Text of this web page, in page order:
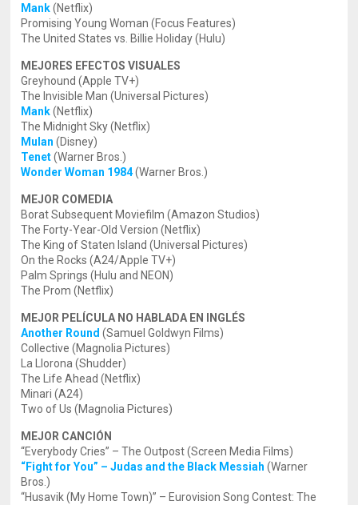
Mank(Netflix)
Promising Young Woman (Focus Features)
The United States vs. Billie Holiday (Hulu)
MEJORES EFECTOS VISUALES
Greyhound (Apple TV+)
The Invisible Man (Universal Pictures)
Mank(Netflix)
The Midnight Sky (Netflix)
Mulan (Disney)
Tenet(Warner Bros.)
Wonder Woman 1984(Warner Bros.)
MEJOR COMEDIA
Borat Subsequent Moviefilm (Amazon Studios)
The Forty-Year-Old Version (Netflix)
The King of Staten Island (Universal Pictures)
On the Rocks (A24/Apple TV+)
Palm Springs (Hulu and NEON)
The Prom (Netflix)
MEJOR PELÍCULA NO HABLADA EN INGLÉS
Another Round (Samuel Goldwyn Films)
Collective (Magnolia Pictures)
La Llorona (Shudder)
The Life Ahead (Netflix)
Minari (A24)
Two of Us (Magnolia Pictures)
MEJOR CANCIÓN
“Everybody Cries” – The Outpost (Screen Media Films)
“Fight for You” – Judas and the Black Messiah (Warner
Bros.)
“Husavik (My Home Town)” – Eurovision Song Contest: The